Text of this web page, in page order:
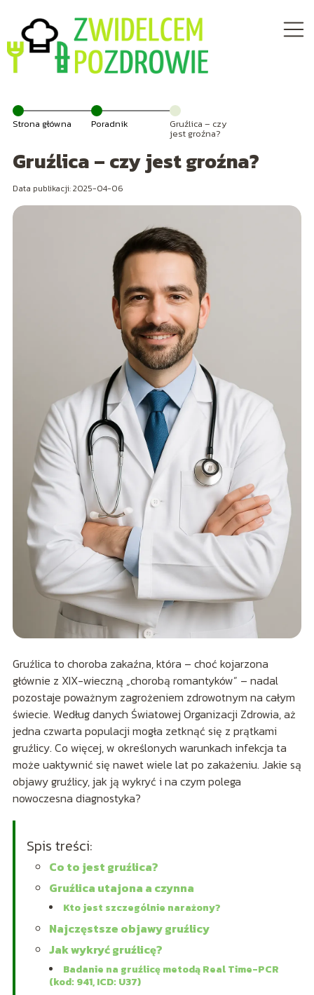
Strona główna Poradnik Gruźlica – czy
jest groźna?
Gruźlica – czy jest groźna?
Data publikacji: 2025-04-06
Gruźlica to choroba zakaźna, która – choć kojarzona
głównie z XIX-wieczną „chorobą romantyków” – nadal
pozostaje poważnym zagrożeniem zdrowotnym na całym
świecie. Według danych Światowej Organizacji Zdrowia, aż
jedna czwarta populacji mogła zetknąć się z prątkami
gruźlicy. Co więcej, w określonych warunkach infekcja ta
może uaktywnić się nawet wiele lat po zakażeniu. Jakie są
objawy gruźlicy, jak ją wykryć i na czym polega
nowoczesna diagnostyka?
Spis treści:
Co to jest gruźlica?
Gruźlica utajona a czynna
Kto jest szczególnie narażony?
Najczęstsze objawy gruźlicy
Jak wykryć gruźlicę?
Badanie na gruźlicę metodą Real Time-PCR
(kod: 941, ICD: U37)